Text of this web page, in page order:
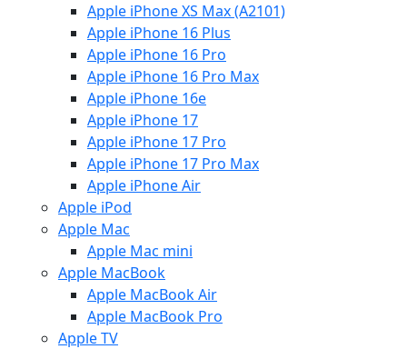
Apple iPhone XS Max (A2101)
Apple iPhone 16 Plus
Apple iPhone 16 Pro
Apple iPhone 16 Pro Max
Apple iPhone 16e
Apple iPhone 17
Apple iPhone 17 Pro
Apple iPhone 17 Pro Max
Apple iPhone Air
Apple iPod
Apple Mac
Apple Mac mini
Apple MacBook
Apple MacBook Air
Apple MacBook Pro
Apple TV